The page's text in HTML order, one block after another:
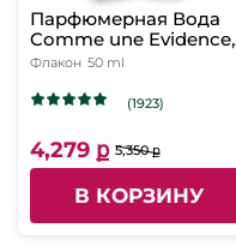
Парфюмерная Вода
Comme une Evidence,
50 мл
Флакон 50 ml
(1923)
4,279 ք 5,350 ք
В КОРЗИНУ